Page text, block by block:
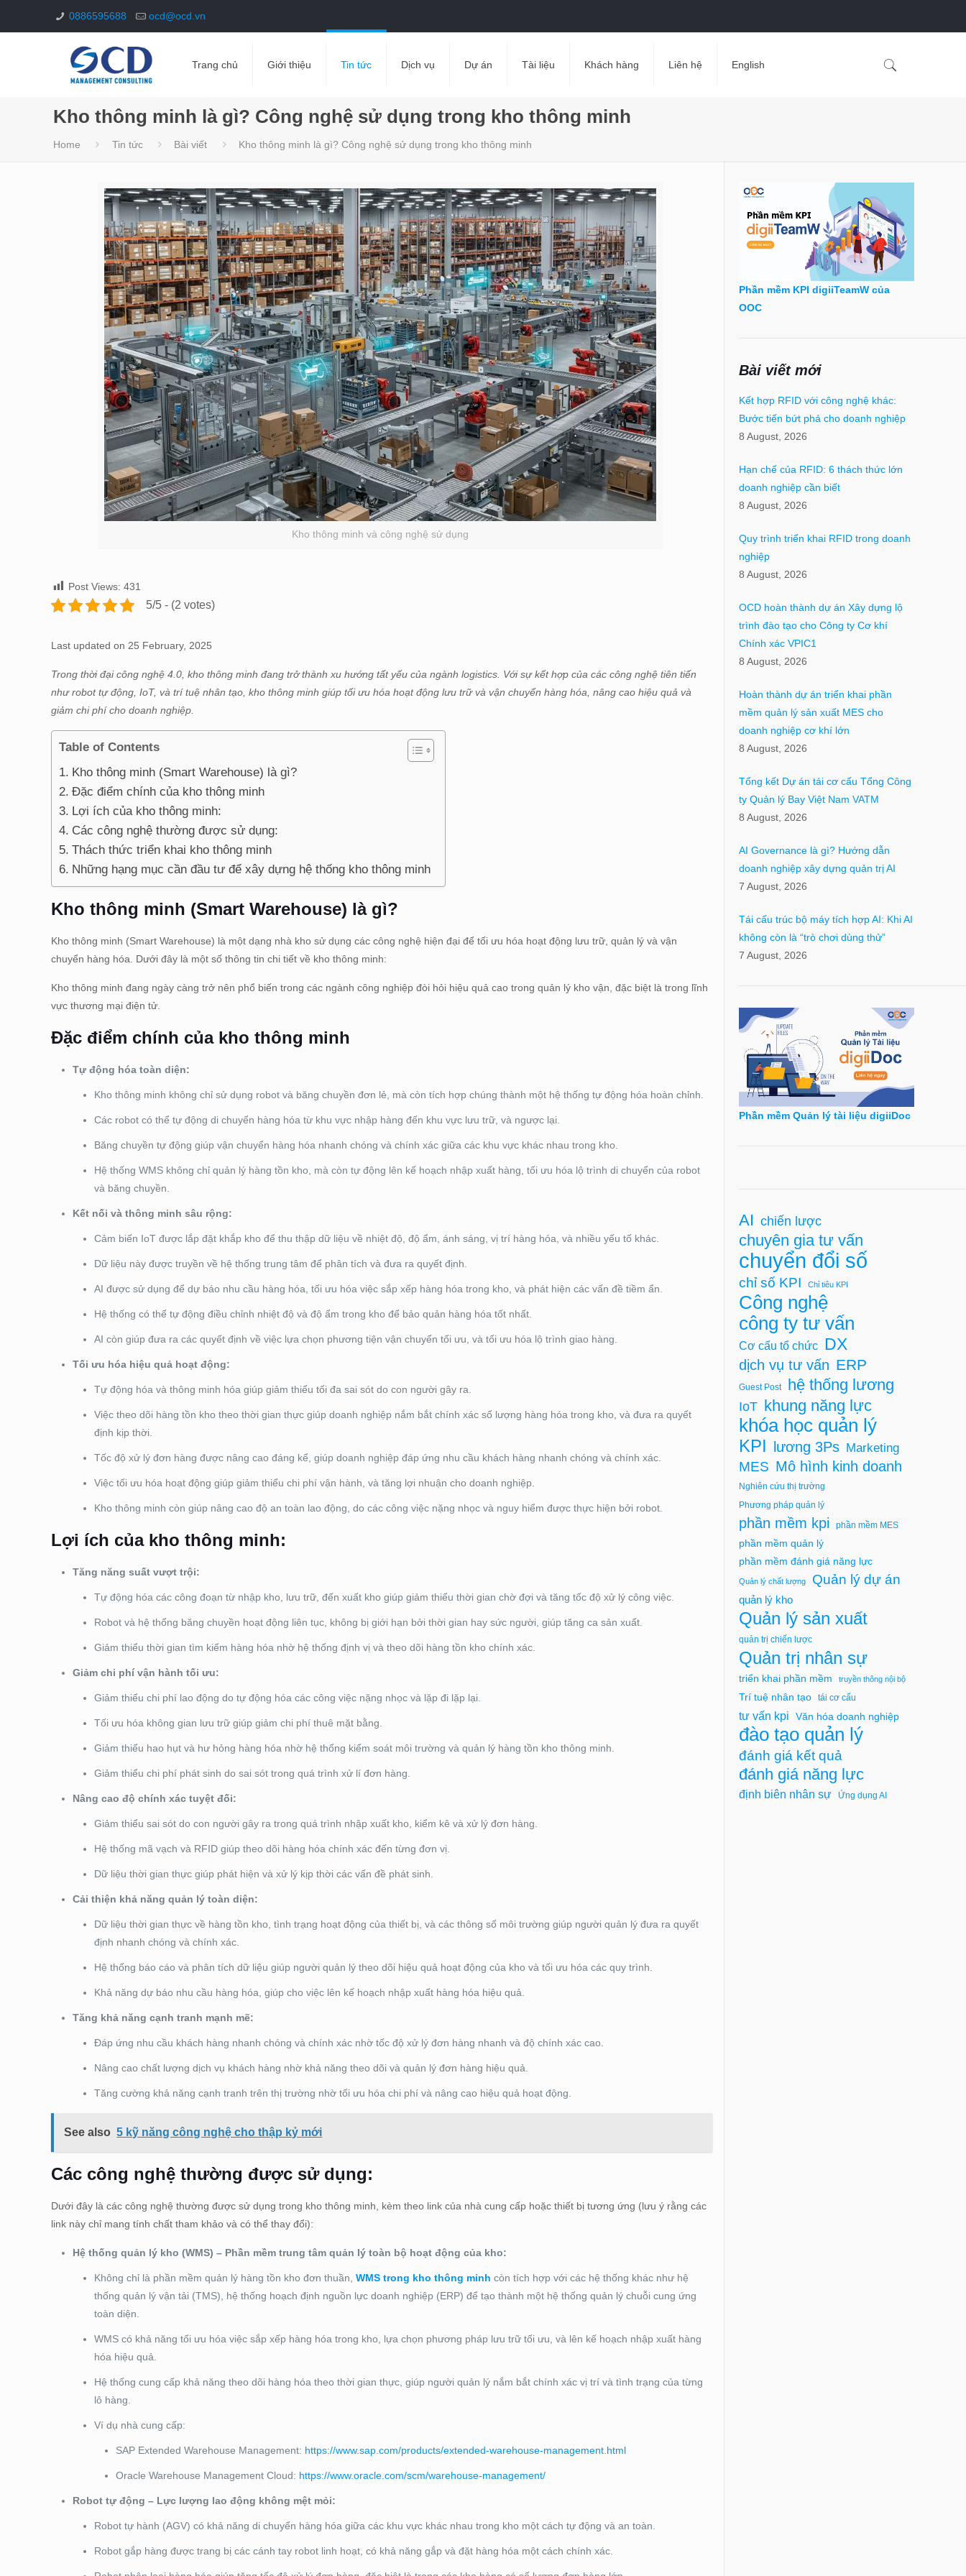
0886595688 ocd@ocd.vn
Trang chủ Giới thiệu Tin tức Dịch vụ Dự án Tài liệu Khách hàng Liên hệ English
Kho thông minh là gì? Công nghệ sử dụng trong kho thông minh
Home Tin tức Bài viết Kho thông minh là gì? Công nghệ sử dụng trong kho thông minh
Kho thông minh và công nghệ sử dụng
Post Views: 431
5/5 - (2 votes)
Last updated on 25 February, 2025
Trong thời đại công nghệ 4.0, kho thông minh đang trở thành xu hướng tất yếu của ngành logistics. Với sự kết hợp của các công nghệ tiên tiến
như robot tự động, IoT, và trí tuệ nhân tạo, kho thông minh giúp tối ưu hóa hoạt động lưu trữ và vận chuyển hàng hóa, nâng cao hiệu quả và
giảm chi phí cho doanh nghiệp.
Table of Contents
Kho thông minh (Smart Warehouse) là gì?
Đặc điểm chính của kho thông minh
Lợi ích của kho thông minh:
Các công nghệ thường được sử dụng:
Thách thức triển khai kho thông minh
Những hạng mục cần đầu tư để xây dựng hệ thống kho thông minh
Kho thông minh (Smart Warehouse) là gì?
Kho thông minh (Smart Warehouse) là một dạng nhà kho sử dụng các công nghệ hiện đại để tối ưu hóa hoạt động lưu trữ, quản lý và vận
chuyển hàng hóa. Dưới đây là một số thông tin chi tiết về kho thông minh:
Kho thông minh đang ngày càng trở nên phổ biến trong các ngành công nghiệp đòi hỏi hiệu quả cao trong quản lý kho vận, đặc biệt là trong lĩnh
vực thương mại điện tử.
Đặc điểm chính của kho thông minh
Tự động hóa toàn diện:
Kho thông minh không chỉ sử dụng robot và băng chuyền đơn lẻ, mà còn tích hợp chúng thành một hệ thống tự động hóa hoàn chỉnh.
Các robot có thể tự động di chuyển hàng hóa từ khu vực nhập hàng đến khu vực lưu trữ, và ngược lại.
Băng chuyền tự động giúp vận chuyển hàng hóa nhanh chóng và chính xác giữa các khu vực khác nhau trong kho.
Hệ thống WMS không chỉ quản lý hàng tồn kho, mà còn tự động lên kế hoạch nhập xuất hàng, tối ưu hóa lộ trình di chuyển của robot
và băng chuyền.
Kết nối và thông minh sâu rộng:
Cảm biến IoT được lắp đặt khắp kho để thu thập dữ liệu về nhiệt độ, độ ẩm, ánh sáng, vị trí hàng hóa, và nhiều yếu tố khác.
Dữ liệu này được truyền về hệ thống trung tâm để phân tích và đưa ra quyết định.
AI được sử dụng để dự báo nhu cầu hàng hóa, tối ưu hóa việc sắp xếp hàng hóa trong kho, và phát hiện các vấn đề tiềm ẩn.
Hệ thống có thể tự động điều chỉnh nhiệt độ và độ ẩm trong kho để bảo quản hàng hóa tốt nhất.
AI còn giúp đưa ra các quyết định về việc lựa chọn phương tiện vận chuyển tối ưu, và tối ưu hóa lộ trình giao hàng.
Tối ưu hóa hiệu quả hoạt động:
Tự động hóa và thông minh hóa giúp giảm thiểu tối đa sai sót do con người gây ra.
Việc theo dõi hàng tồn kho theo thời gian thực giúp doanh nghiệp nắm bắt chính xác số lượng hàng hóa trong kho, và đưa ra quyết
định kịp thời.
Tốc độ xử lý đơn hàng được nâng cao đáng kể, giúp doanh nghiệp đáp ứng nhu cầu khách hàng nhanh chóng và chính xác.
Việc tối ưu hóa hoạt động giúp giảm thiểu chi phí vận hành, và tăng lợi nhuận cho doanh nghiệp.
Kho thông minh còn giúp nâng cao độ an toàn lao động, do các công việc nặng nhọc và nguy hiểm được thực hiện bởi robot.
Lợi ích của kho thông minh:
Tăng năng suất vượt trội:
Tự động hóa các công đoạn từ nhập kho, lưu trữ, đến xuất kho giúp giảm thiểu thời gian chờ đợi và tăng tốc độ xử lý công việc.
Robot và hệ thống băng chuyền hoạt động liên tục, không bị giới hạn bởi thời gian hay sức người, giúp tăng ca sản xuất.
Giảm thiểu thời gian tìm kiếm hàng hóa nhờ hệ thống định vị và theo dõi hàng tồn kho chính xác.
Giảm chi phí vận hành tối ưu:
Giảm thiểu chi phí lao động do tự động hóa các công việc nặng nhọc và lặp đi lặp lại.
Tối ưu hóa không gian lưu trữ giúp giảm chi phí thuê mặt bằng.
Giảm thiểu hao hụt và hư hỏng hàng hóa nhờ hệ thống kiểm soát môi trường và quản lý hàng tồn kho thông minh.
Giảm thiểu chi phí phát sinh do sai sót trong quá trình xử lí đơn hàng.
Nâng cao độ chính xác tuyệt đối:
Giảm thiểu sai sót do con người gây ra trong quá trình nhập xuất kho, kiểm kê và xử lý đơn hàng.
Hệ thống mã vạch và RFID giúp theo dõi hàng hóa chính xác đến từng đơn vị.
Dữ liệu thời gian thực giúp phát hiện và xử lý kịp thời các vấn đề phát sinh.
Cải thiện khả năng quản lý toàn diện:
Dữ liệu thời gian thực về hàng tồn kho, tình trạng hoạt động của thiết bị, và các thông số môi trường giúp người quản lý đưa ra quyết
định nhanh chóng và chính xác.
Hệ thống báo cáo và phân tích dữ liệu giúp người quản lý theo dõi hiệu quả hoạt động của kho và tối ưu hóa các quy trình.
Khả năng dự báo nhu cầu hàng hóa, giúp cho việc lên kế hoạch nhập xuất hàng hóa hiệu quả.
Tăng khả năng cạnh tranh mạnh mẽ:
Đáp ứng nhu cầu khách hàng nhanh chóng và chính xác nhờ tốc độ xử lý đơn hàng nhanh và độ chính xác cao.
Nâng cao chất lượng dịch vụ khách hàng nhờ khả năng theo dõi và quản lý đơn hàng hiệu quả.
Tăng cường khả năng cạnh tranh trên thị trường nhờ tối ưu hóa chi phí và nâng cao hiệu quả hoạt động.
See also 5 kỹ năng công nghệ cho thập kỷ mới
Các công nghệ thường được sử dụng:
Dưới đây là các công nghệ thường được sử dụng trong kho thông minh, kèm theo link của nhà cung cấp hoặc thiết bị tương ứng (lưu ý rằng các
link này chỉ mang tính chất tham khảo và có thể thay đổi):
Hệ thống quản lý kho (WMS) – Phần mềm trung tâm quản lý toàn bộ hoạt động của kho:
Không chỉ là phần mềm quản lý hàng tồn kho đơn thuần,WMS trong kho thông minh còn tích hợp với các hệ thống khác như hệ
thống quản lý vận tải (TMS), hệ thống hoạch định nguồn lực doanh nghiệp (ERP) để tạo thành một hệ thống quản lý chuỗi cung ứng
toàn diện.
WMS có khả năng tối ưu hóa việc sắp xếp hàng hóa trong kho, lựa chọn phương pháp lưu trữ tối ưu, và lên kế hoạch nhập xuất hàng
hóa hiệu quả.
Hệ thống cung cấp khả năng theo dõi hàng hóa theo thời gian thực, giúp người quản lý nắm bắt chính xác vị trí và tình trạng của từng
lô hàng.
Ví dụ nhà cung cấp:
SAP Extended Warehouse Management: https://www.sap.com/products/extended-warehouse-management.html
Oracle Warehouse Management Cloud: https://www.oracle.com/scm/warehouse-management/
Robot tự động – Lực lượng lao động không mệt mỏi:
Robot tự hành (AGV) có khả năng di chuyển hàng hóa giữa các khu vực khác nhau trong kho một cách tự động và an toàn.
Robot gắp hàng được trang bị các cánh tay robot linh hoạt, có khả năng gắp và đặt hàng hóa một cách chính xác.
Phần mềm KPI digiiTeamW của
OOC
Bài viết mới
Kết hợp RFID với công nghệ khác:
Bước tiến bứt phá cho doanh nghiệp
8 August, 2026
Hạn chế của RFID: 6 thách thức lớn
doanh nghiệp cần biết
8 August, 2026
Quy trình triển khai RFID trong doanh
nghiệp
8 August, 2026
OCD hoàn thành dự án Xây dựng lộ
trình đào tạo cho Công ty Cơ khí
Chính xác VPIC1
8 August, 2026
Hoàn thành dự án triển khai phần
mềm quản lý sản xuất MES cho
doanh nghiệp cơ khí lớn
8 August, 2026
Tổng kết Dự án tái cơ cấu Tổng Công
ty Quản lý Bay Việt Nam VATM
8 August, 2026
AI Governance là gì? Hướng dẫn
doanh nghiệp xây dựng quản trị AI
7 August, 2026
Tái cấu trúc bộ máy tích hợp AI: Khi AI
không còn là “trò chơi dùng thử”
7 August, 2026
Phần mềm Quản lý tài liệu digiiDoc
AI chiến lược
chuyên gia tư vấn
chuyển đổi số
chỉ số KPI Chỉ tiêu KPI
Công nghệ
công ty tư vấn
Cơ cấu tổ chức DX
dịch vụ tư vấn ERP
Guest Post hệ thống lương
IoT khung năng lực
khóa học quản lý
KPI lương 3Ps Marketing
MES Mô hình kinh doanh
Nghiên cứu thị trường
Phương pháp quản lý
phần mềm kpi phần mềm MES
phần mềm quản lý
phần mềm đánh giá năng lực
Quản lý chất lượng Quản lý dự án
quản lý kho
Quản lý sản xuất
quản trị chiến lược
Quản trị nhân sự
triển khai phần mềm truyền thông nội bộ
Trí tuệ nhân tạo tái cơ cấu
tư vấn kpi Văn hóa doanh nghiệp
đào tạo quản lý
đánh giá kết quả
đánh giá năng lực
định biên nhân sự Ứng dụng AI